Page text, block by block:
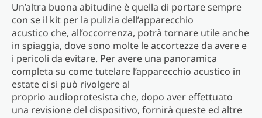
Un’altra buona abitudine è quella di portare sempre
con se il kit per la pulizia dell’apparecchio
acustico che, all’occorrenza, potrà tornare utile anche
in spiaggia, dove sono molte le accortezze da avere e
i pericoli da evitare. Per avere una panoramica
completa su come tutelare l’apparecchio acustico in
estate ci si può rivolgere al
proprio audioprotesista che, dopo aver effettuato
una revisione del dispositivo, fornirà queste ed altre